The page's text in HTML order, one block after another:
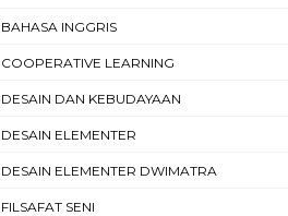
BAHASA INGGRIS
COOPERATIVE LEARNING
DESAIN DAN KEBUDAYAAN
DESAIN ELEMENTER
DESAIN ELEMENTER DWIMATRA
FILSAFAT SENI